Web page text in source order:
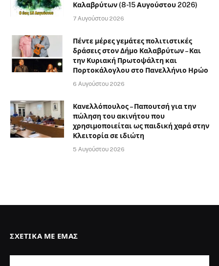
Καλαβρύτων (8-15 Αυγούστου 2026)
7 Αυγούστου 2026
Πέντε μέρες γεμάτες πολιτιστικές
δράσεις στον Δήμο Καλαβρύτων – Και
την Κυριακή Πρωτοψάλτη και
Πορτοκάλογλου στο Πανελλήνιο Ηρώο
6 Αυγούστου 2026
Κανελλόπουλος – Παπουτσή για την
πώληση του ακινήτου που
χρησιμοποιείται ως παιδική χαρά στην
Κλειτορία σε ιδιώτη
5 Αυγούστου 2026
ΣΧΕΤΙΚΆ ΜΕ ΕΜΆΣ